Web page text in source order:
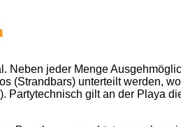
jeder Menge
(Strandbars) unterteilt werden,
Partytechnisch gilt an der Playa